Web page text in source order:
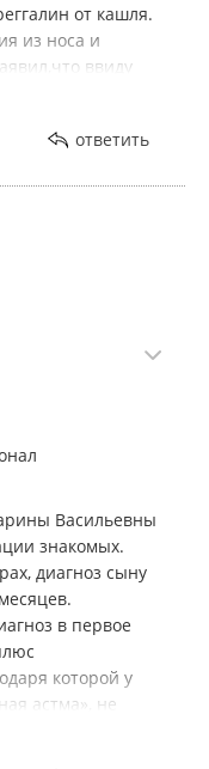
от кашля.
из носа и
ввиду
ринита,
вот и результат
Однако от
и
день я
красное,
хотя у меня
В итоге я пошла
прошло!!!
стороной!!!!!
ответить
Васильевны
знакомых.
диагноз сыну
в первое
которой у
астма», не
дня!
своё дело)))